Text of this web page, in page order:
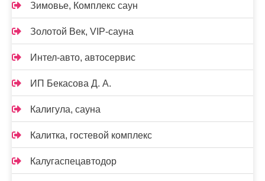
Зимовье, Комплекс саун
Золотой Век, VIP-сауна
Интел-авто, автосервис
ИП Бекасова Д. А.
Калигула, сауна
Калитка, гостевой комплекс
Калугаспецавтодор